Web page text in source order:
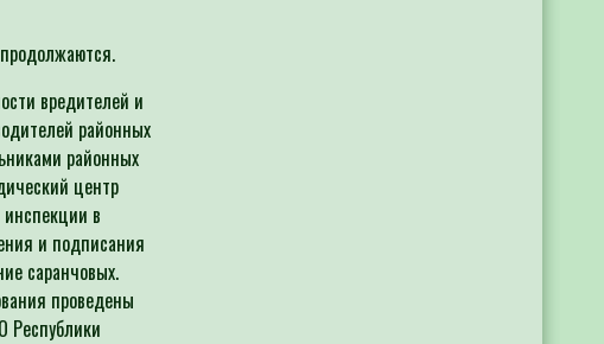
вредителей и
районных
районных
центр
инспекции в
и подписания
саранчовых.
проведены
Республики